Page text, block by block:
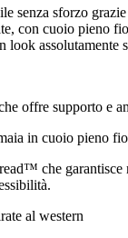
senza sforzo
con cuoio pieno
look assolutamente
offre supporto e
in cuoio pieno
che garantisce
al western